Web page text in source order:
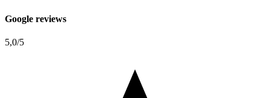
Google reviews
5,0/5